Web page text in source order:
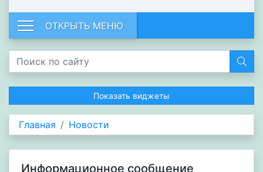
ОТКРЫТЬ МЕНЮ
Показать виджеты
Главная Новости
Информационное сообщение